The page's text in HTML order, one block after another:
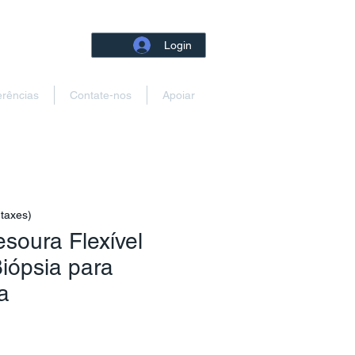
Login
Contate-nos Apoiar
Flexível
para